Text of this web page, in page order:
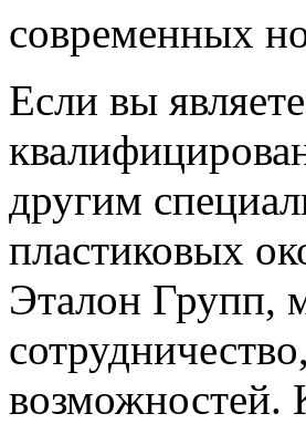
современных
Если вы
другим
пластиковых
Эталон Групп,
возможностей.